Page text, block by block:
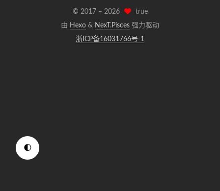
🌓
© 2017 – 2026
true
由 Hexo & NexT.Pisces 强力驱动
浙ICP备16031766号-1